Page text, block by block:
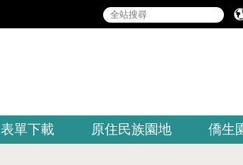
表單下載 原住民族園地 僑生